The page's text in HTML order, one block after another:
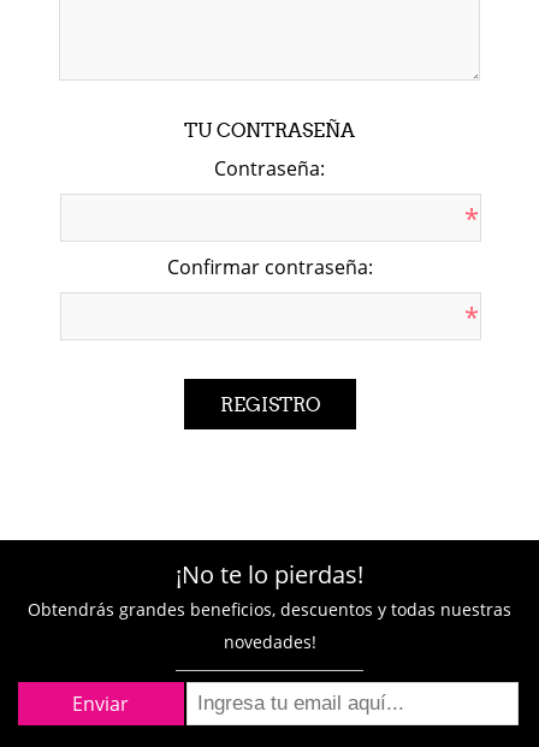
TU CONTRASEÑA
Contraseña:
*
Confirmar contraseña:
*
¡No te lo pierdas!
Obtendrás grandes beneficios, descuentos y todas nuestras
novedades!